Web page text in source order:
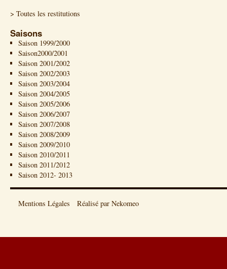
> Toutes les restitutions
Saisons
Saison 1999/2000
Saison2000/2001
Saison 2001/2002
Saison 2002/2003
Saison 2003/2004
Saison 2004/2005
Saison 2005/2006
Saison 2006/2007
Saison 2007/2008
Saison 2008/2009
Saison 2009/2010
Saison 2010/2011
Saison 2011/2012
Saison 2012- 2013
Mentions Légales Réalisé par Nekomeo